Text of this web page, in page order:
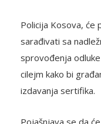
Policija Kosova, će
sarađivati sa
sprovođenja
cilejm kako bi
izdavanja sertifika.
Pojašnjava se da